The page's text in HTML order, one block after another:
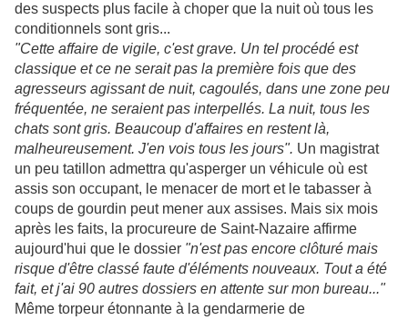
des suspects plus facile à choper que la nuit où tous les
conditionnels sont gris...
"Cette affaire de vigile, c'est grave. Un tel procédé est
classique et ce ne serait pas la première fois que des
agresseurs agissant de nuit, cagoulés, dans une zone peu
fréquentée, ne seraient pas interpellés. La nuit, tous les
chats sont gris. Beaucoup d'affaires en restent là,
malheureusement. J'en vois tous les jours". Un magistrat
un peu tatillon admettra qu'asperger un véhicule où est
assis son occupant, le menacer de mort et le tabasser à
coups de gourdin peut mener aux assises. Mais six mois
après les faits, la procureure de Saint-Nazaire affirme
aujourd'hui que le dossier "n'est pas encore clôturé mais
risque d'être classé faute d'éléments nouveaux. Tout a été
fait, et j'ai 90 autres dossiers en attente sur mon bureau..."
Même torpeur étonnante à la gendarmerie de